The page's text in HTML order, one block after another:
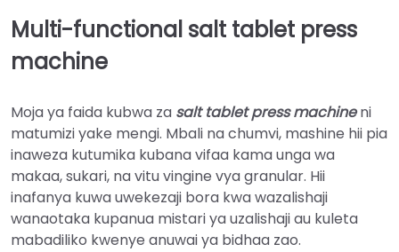
Multi-functional salt tablet press
machine
Moja ya faida kubwa za salt tablet press machineni
matumizi yake mengi. Mbali na chumvi, mashine hii pia
inaweza kutumika kubana vifaa kama unga wa
makaa, sukari, na vitu vingine vya granular. Hii
inafanya kuwa uwekezaji bora kwa wazalishaji
wanaotaka kupanua mistari ya uzalishaji au kuleta
mabadiliko kwenye anuwai ya bidhaa zao.